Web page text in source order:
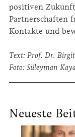
positiven
Partnerschaften
Kontakte und
Text: Prof. Dr.
Foto: Süleyman
Neueste